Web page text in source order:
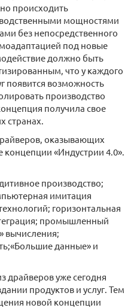
происходить
мощностями
без непосредственного
под новые
должно быть
что у каждого
появится возможность
производство
получила свое
странах.
оказывающих
концепции «Индустрии 4.0».
производство;
имитация
горизонтальная
промышленный
вычисления;
данные» и
драйверов уже сегодня
продуктов и услуг. Тем
новой концепции